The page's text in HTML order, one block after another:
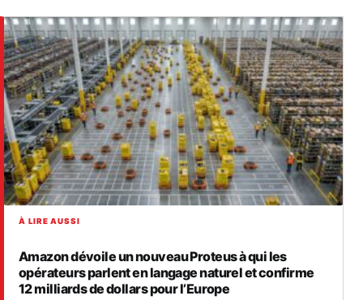
À LIRE AUSSI
Amazon dévoile un nouveau Proteus à qui les
opérateurs parlent en langage naturel et confirme
12 milliards de dollars pour l’Europe